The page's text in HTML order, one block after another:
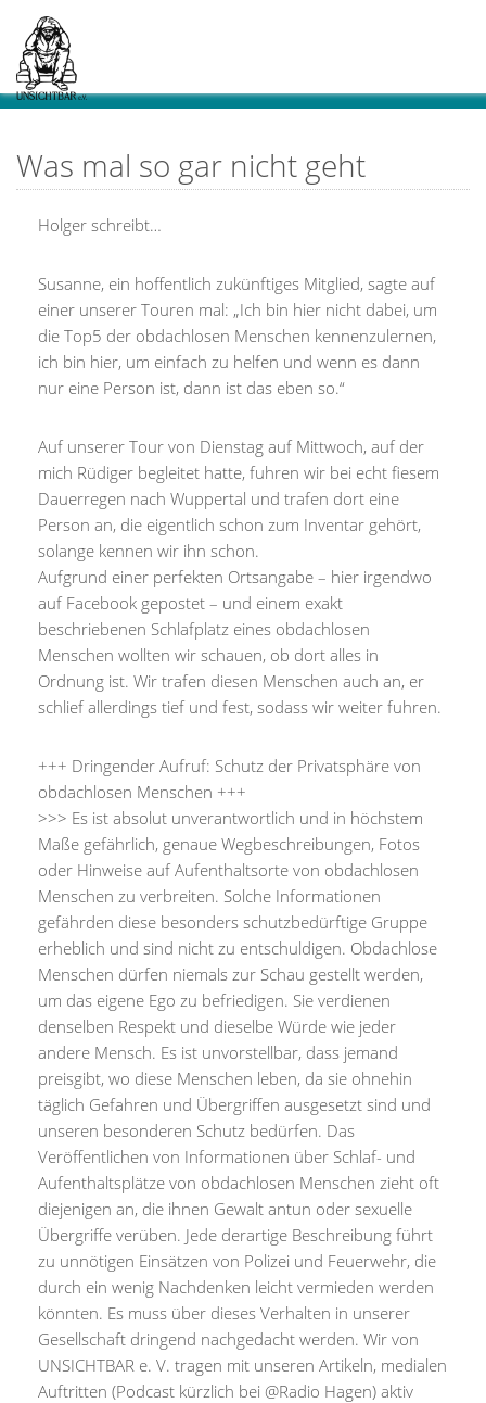
Was mal so gar nicht geht
Holger schreibt…
Susanne, ein hoffentlich zukünftiges Mitglied, sagte auf
einer unserer Touren mal: „Ich bin hier nicht dabei, um
die Top5 der obdachlosen Menschen kennenzulernen,
ich bin hier, um einfach zu helfen und wenn es dann
nur eine Person ist, dann ist das eben so.“
Auf unserer Tour von Dienstag auf Mittwoch, auf der
mich Rüdiger begleitet hatte, fuhren wir bei echt fiesem
Dauerregen nach Wuppertal und trafen dort eine
Person an, die eigentlich schon zum Inventar gehört,
solange kennen wir ihn schon.
Aufgrund einer perfekten Ortsangabe – hier irgendwo
auf Facebook gepostet – und einem exakt
beschriebenen Schlafplatz eines obdachlosen
Menschen wollten wir schauen, ob dort alles in
Ordnung ist. Wir trafen diesen Menschen auch an, er
schlief allerdings tief und fest, sodass wir weiter fuhren.
+++ Dringender Aufruf: Schutz der Privatsphäre von
obdachlosen Menschen +++
>>> Es ist absolut unverantwortlich und in höchstem
Maße gefährlich, genaue Wegbeschreibungen, Fotos
oder Hinweise auf Aufenthaltsorte von obdachlosen
Menschen zu verbreiten. Solche Informationen
gefährden diese besonders schutzbedürftige Gruppe
erheblich und sind nicht zu entschuldigen. Obdachlose
Menschen dürfen niemals zur Schau gestellt werden,
um das eigene Ego zu befriedigen. Sie verdienen
denselben Respekt und dieselbe Würde wie jeder
andere Mensch. Es ist unvorstellbar, dass jemand
preisgibt, wo diese Menschen leben, da sie ohnehin
täglich Gefahren und Übergriffen ausgesetzt sind und
unseren besonderen Schutz bedürfen. Das
Veröffentlichen von Informationen über Schlaf- und
Aufenthaltsplätze von obdachlosen Menschen zieht oft
diejenigen an, die ihnen Gewalt antun oder sexuelle
Übergriffe verüben. Jede derartige Beschreibung führt
zu unnötigen Einsätzen von Polizei und Feuerwehr, die
durch ein wenig Nachdenken leicht vermieden werden
könnten. Es muss über dieses Verhalten in unserer
Gesellschaft dringend nachgedacht werden. Wir von
UNSICHTBAR e. V. tragen mit unseren Artikeln, medialen
Auftritten (Podcast kürzlich bei @Radio Hagen) aktiv